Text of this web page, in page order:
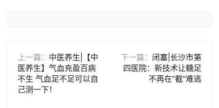
上一篇： 中医养生|【中
医养生】气血充盈百病
不生 气血足不足可以自
己测一下！
下一篇： 闭塞|长沙市第
四医院：新技术让糖足
不再在“截”难逃